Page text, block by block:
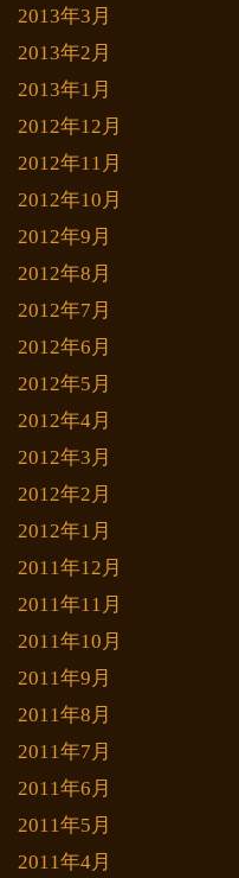
2013年3月
2013年2月
2013年1月
2012年12月
2012年11月
2012年10月
2012年9月
2012年8月
2012年7月
2012年6月
2012年5月
2012年4月
2012年3月
2012年2月
2012年1月
2011年12月
2011年11月
2011年10月
2011年9月
2011年8月
2011年7月
2011年6月
2011年5月
2011年4月